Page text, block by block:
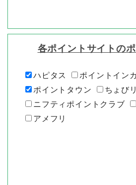
各ポイントサイトの
ハピタス ポイントイン
ポイントタウン
ちょび
ニフティポイントクラブ
アメフリ